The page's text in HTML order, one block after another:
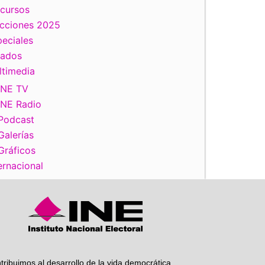
2025
TV
Radio
al desarrollo de la vida democrática